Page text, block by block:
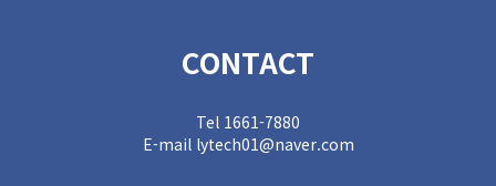
CONTACT
Tel 1661-7880
E-mail lytech01@naver.com